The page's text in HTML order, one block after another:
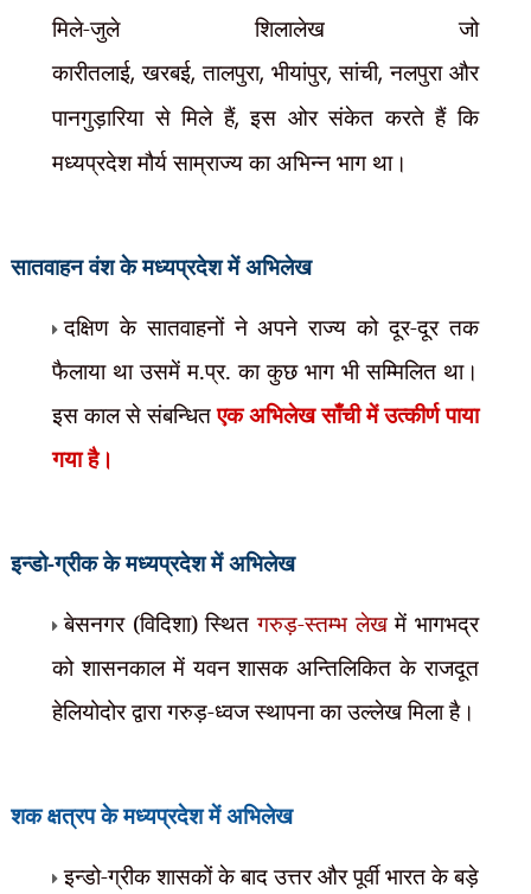
मिले-जुलेशिलालेख जो
कारीतलाई,खरबई,तालपुरा, भीयांपुर,सांची,नलपुरा और
पानगुड़ारिया से मिले हैं,इस ओर संकेत करते हैं कि
मध्यप्रदेश मौर्य साम्राज्य का अभिन्न भाग था।
सातवाहन वंश के मध्यप्रदेश में अभिलेख
दक्षिण के सातवाहनों ने अपने राज्य को दूर-दूर तक
फैलाया था उसमें म.प्र. का कुछ भाग भी सम्मिलित था।
इस काल से संबन्धितएक अभिलेख साँची में उत्कीर्ण पाया
गया है।
इन्डो-ग्रीक केमध्यप्रदेश में अभिलेख
बेसनगर (विदिशा) स्थितगरुड़-स्तम्भ लेखमें भागभद्र
को शासनकाल में यवन शासक अन्तिलिकित के राजदूत
हेलियोदोर द्वारा गरुड़-ध्वज स्थापना का उल्लेख मिला है।
शक क्षत्रप केमध्यप्रदेश में अभिलेख
इन्डो-ग्रीक शासकों के बाद उत्तर और पूर्वी भारत के बड़े